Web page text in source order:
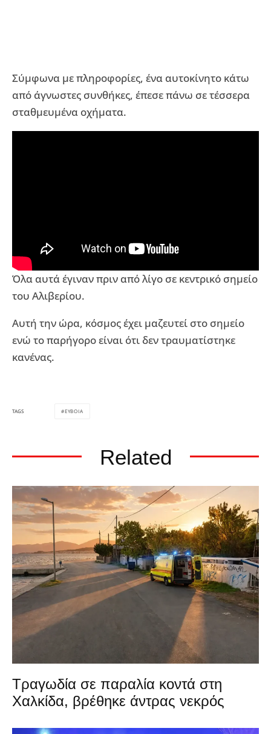
Σύμφωνα με πληροφορίες, ένα αυτοκίνητο κάτω
από άγνωστες συνθήκες, έπεσε πάνω σε τέσσερα
σταθμευμένα οχήματα.
Όλα αυτά έγιναν πριν από λίγο σε κεντρικό σημείο
του Αλιβερίου.
Αυτή την ώρα, κόσμος έχει μαζευτεί στο σημείο
ενώ το παρήγορο είναι ότι δεν τραυματίστηκε
κανένας.
TAGS ΕΥΒΟΙΑ
Related
Τραγωδία σε παραλία κοντά στη
Χαλκίδα, βρέθηκε άντρας νεκρός